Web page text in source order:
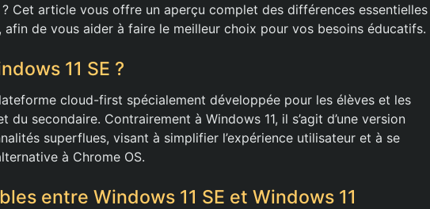
Cet article vous offre un aperçu complet des différences essentielles
afin de vous aider à faire le meilleur choix pour vos besoins éducatifs.
11 SE ?
cloud-first spécialement développée pour les élèves et les
du secondaire. Contrairement à Windows 11, il s’agit d’une version
superflues, visant à simplifier l’expérience utilisateur et à se
à Chrome OS.
entre Windows 11 SE et Windows 11